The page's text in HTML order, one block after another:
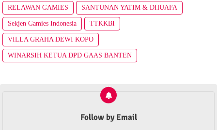
RELAWAN GAMIES SANTUNAN YATIM & DHUAFA
Sekjen Gamies Indonesia TTKKBI
VILLA GRAHA DEWI KOPO
WINARSIH KETUA DPD GAAS BANTEN
Follow by Email